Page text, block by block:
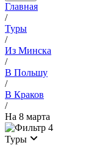
Главная
/
Туры
/
Из Минска
/
В Польшу
/
В Краков
/
На 8 марта
4
Туры